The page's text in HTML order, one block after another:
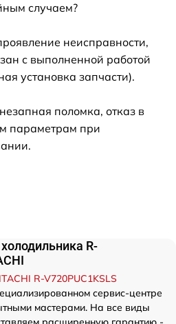
случаем?
неисправности,
с выполненной работой
установка запчасти).
поломка, отказ в
параметрам при
R-
R-V720PUC1KSLS
сервис-центре
мастерами. На все виды